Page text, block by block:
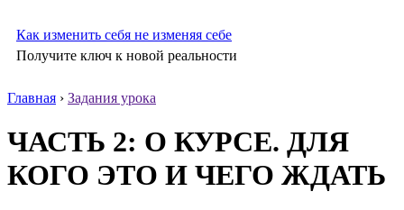
Как изменить себя не изменяя себе
Получите ключ к новой реальности
Главная › Задания урока
ЧАСТЬ 2: О КУРСЕ. ДЛЯ
КОГО ЭТО И ЧЕГО ЖДАТЬ